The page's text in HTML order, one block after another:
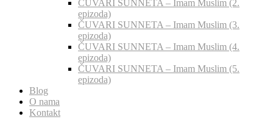
ČUVARI SUNNETA – Imam Muslim (2.
epizoda)
ČUVARI SUNNETA – Imam Muslim (3.
epizoda)
ČUVARI SUNNETA – Imam Muslim (4.
epizoda)
ČUVARI SUNNETA – Imam Muslim (5.
epizoda)
Blog
O nama
Kontakt